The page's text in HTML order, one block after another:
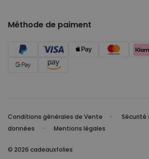
Méthode de paiment
Conditions générales de Vente
Sécurité
données
Mentions légales
© 2026 cadeauxfolies